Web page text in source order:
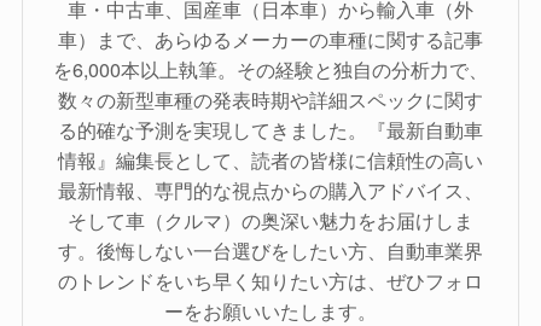
車・中古車、国産車（日本車）から輸入車（外
車）まで、あらゆるメーカーの車種に関する記事
を6,000本以上執筆。その経験と独自の分析力で、
数々の新型車種の発表時期や詳細スペックに関す
る的確な予測を実現してきました。『最新自動車
情報』編集長として、読者の皆様に信頼性の高い
最新情報、専門的な視点からの購入アドバイス、
そして車（クルマ）の奥深い魅力をお届けしま
す。後悔しない一台選びをしたい方、自動車業界
のトレンドをいち早く知りたい方は、ぜひフォロ
ーをお願いいたします。